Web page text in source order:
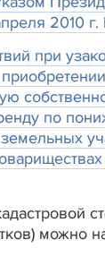
2010
при
по
можно